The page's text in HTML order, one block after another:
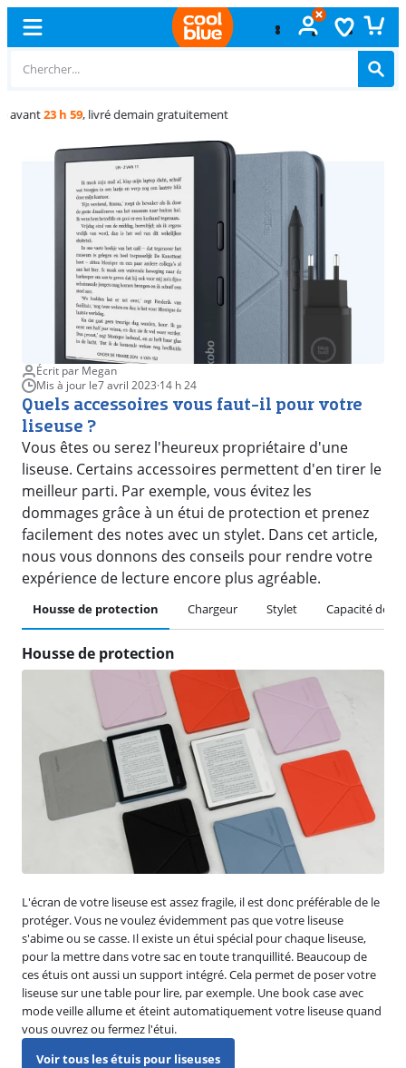
Échangegratuit
Écrit par Megan
Mis à jour le7 avril 2023·14 h 24
Quels accessoires vous faut-il pour votre
liseuse ?
Vous êtes ou serez l'heureux propriétaire d'une
liseuse. Certains accessoires permettent d'en tirer le
meilleur parti. Par exemple, vous évitez les
dommages grâce à un étui de protection et prenez
facilement des notes avec un stylet. Dans cet article,
nous vous donnons des conseils pour rendre votre
expérience de lecture encore plus agréable.
Housse de protection Chargeur Stylet Capacité de
Housse de protection
L'écran de votre liseuse est assez fragile, il est donc préférable de le
protéger. Vous ne voulez évidemment pas que votre liseuse
s'abime ou se casse. Il existe un étui spécial pour chaque liseuse,
pour la mettre dans votre sac en toute tranquillité. Beaucoup de
ces étuis ont aussi un support intégré. Cela permet de poser votre
liseuse sur une table pour lire, par exemple. Une book case avec
mode veille allume et éteint automatiquement votre liseuse quand
vous ouvrez ou fermez l'étui.
Voir tous les étuis pour liseuses